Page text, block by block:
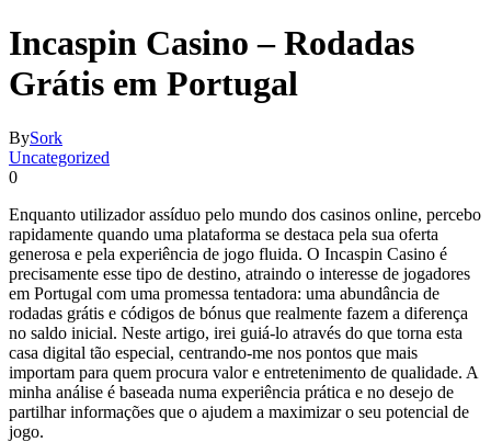
Incaspin Casino – Rodadas
Grátis em Portugal
BySork
Uncategorized
0
Enquanto utilizador assíduo pelo mundo dos casinos online, percebo
rapidamente quando uma plataforma se destaca pela sua oferta
generosa e pela experiência de jogo fluida. O Incaspin Casino é
precisamente esse tipo de destino, atraindo o interesse de jogadores
em Portugal com uma promessa tentadora: uma abundância de
rodadas grátis e códigos de bónus que realmente fazem a diferença
no saldo inicial. Neste artigo, irei guiá-lo através do que torna esta
casa digital tão especial, centrando-me nos pontos que mais
importam para quem procura valor e entretenimento de qualidade. A
minha análise é baseada numa experiência prática e no desejo de
partilhar informações que o ajudem a maximizar o seu potencial de
jogo.